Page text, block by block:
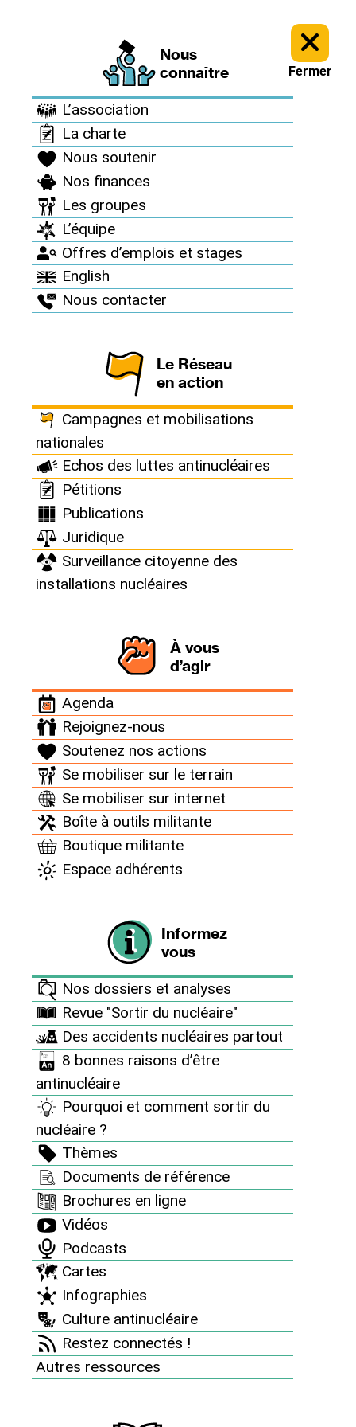
Nous
connaître
L’association
La charte
Nous soutenir
Nos finances
Les groupes
L’équipe
Offres d’emplois et stages
English
Nous contacter
Le Réseau
en action
Campagnes et mobilisations
nationales
Echos des luttes antinucléaires
Pétitions
Publications
Juridique
Surveillance citoyenne des
installations nucléaires
À vous
d’agir
Agenda
Rejoignez-nous
Soutenez nos actions
Se mobiliser sur le terrain
Se mobiliser sur internet
Boîte à outils militante
Boutique militante
Espace adhérents
Informez
vous
Nos dossiers et analyses
Revue "Sortir du nucléaire"
Des accidents nucléaires partout
8 bonnes raisons d’être
antinucléaire
Pourquoi et comment sortir du
nucléaire ?
Thèmes
Documents de référence
Brochures en ligne
Vidéos
Podcasts
Cartes
Infographies
Culture antinucléaire
Restez connectés !
Autres ressources
Fermer
Le Réseau en action >
Campagnes et mobilisations nationales >
Archives campagnes >
Élections 2022 : stop aux promesses bidons
sur le nucléaire ! > Interpellez les candidat·es ! >
Philippe
Nouveau Parti Anticapitaliste
Publié le 24 janvier 2022
https://poutou2022.org/contact
contact@npa2009.org
npa.73@laposte.net (antenne
savoyarde) Position officielle sur le
nucléaire : CONTRE Programme :
https://poutou2022.org/programme
Source autre :
https://poutou2022.org/node/179
signé le Manifeste : OUI/NON
Dans son programme, le candidat promet
de "mettre fin au nucléaire" en 10 ans et de
développer massivement les énergies
renouvelables.
A ce jour, Philippe Poutou a signé le
Manifeste pour la sortie du nucléaire.
Voir la réponse de Philippe Poutou
Voir son engagement
>>@PhilippePoutou
Le saviez-vous ?
Le Réseau "Sortir du nucléaire" est un véritable